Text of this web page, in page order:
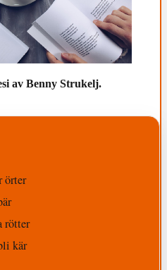
av Benny Strukelj.
örter
rötter
kär